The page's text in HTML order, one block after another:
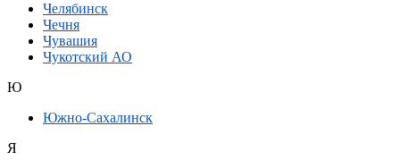
Челябинск
Чечня
Чувашия
Чукотский АО
Ю
Южно-Сахалинск
Я